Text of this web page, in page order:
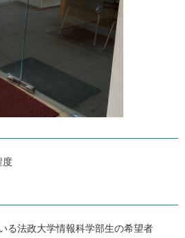
度
る法政大学情報科学部生の希望者